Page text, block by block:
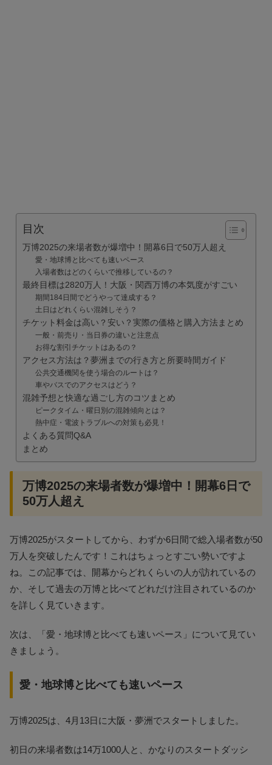
目次
万博2025の来場者数が爆増中！開幕6日で50万人超え
愛・地球博と比べても速いペース
入場者数はどのくらいで推移しているの？
最終目標は2820万人！大阪・関西万博の本気度がすごい
期間184日間でどうやって達成する？
土日はどれくらい混雑しそう？
チケット料金は高い？安い？実際の価格と購入方法まとめ
一般・前売り・当日券の違いと注意点
お得な割引チケットはあるの？
アクセス方法は？夢洲までの行き方と所要時間ガイド
公共交通機関を使う場合のルートは？
車やバスでのアクセスはどう？
混雑予想と快適な過ごし方のコツまとめ
ピークタイム・曜日別の混雑傾向とは？
熱中症・電波トラブルへの対策も必見！
よくある質問Q&A
まとめ
万博2025の来場者数が爆増中！開幕6日で
50万人超え
万博2025がスタートしてから、わずか6日間で総入場者数が50
万人を突破したんです！これはちょっとすごい勢いですよ
ね。この記事では、開幕からどれくらいの人が訪れているの
か、そして過去の万博と比べてどれだけ注目されているのか
を詳しく見ていきます。
次は、「愛・地球博と比べても速いペース」について見てい
きましょう。
愛・地球博と比べても速いペース
万博2025は、4月13日に大阪・夢洲でスタートしました。
初日の来場者数は14万1000人と、かなりのスタートダッシ